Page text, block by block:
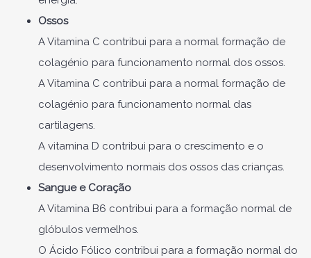
Ossos
A Vitamina C contribui para a normal formação de
colagénio para funcionamento normal dos ossos.
A Vitamina C contribui para a normal formação de
colagénio para funcionamento normal das
cartilagens.
A vitamina D contribui para o crescimento e o
desenvolvimento normais dos ossos das crianças.
Sangue e Coração
A Vitamina B6 contribui para a formação normal de
glóbulos vermelhos.
O Ácido Fólico contribui para a formação normal do